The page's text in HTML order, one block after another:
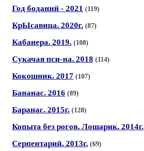
Год боданий - 2021 (119)
КрЫсавица. 2020г. (87)
Кабанера. 2019. (108)
Сукачая пси-на. 2018 (114)
Кокошник. 2017 (107)
Бананас. 2016 (89)
Баранас. 2015г. (128)
Копыта без рогов. Лошарик. 2014г.
Серпентарий. 2013г. (69)